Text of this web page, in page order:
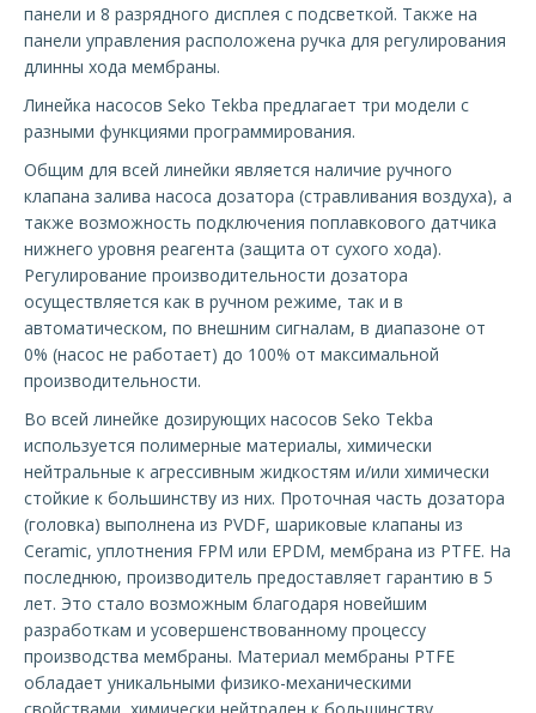
панели и 8 разрядного дисплея с подсветкой. Также на
панели управления расположена ручка для регулирования
длинны хода мембраны.
Линейка насосов Seko Tekba предлагает три модели с
разными функциями программирования.
Общим для всей линейки является наличие ручного
клапана залива насоса дозатора (стравливания воздуха), а
также возможность подключения поплавкового датчика
нижнего уровня реагента (защита от сухого хода).
Регулирование производительности дозатора
осуществляется как в ручном режиме, так и в
автоматическом, по внешним сигналам, в диапазоне от
0% (насос не работает) до 100% от максимальной
производительности.
Во всей линейке дозирующих насосов Seko Tekba
используется полимерные материалы, химически
нейтральные к агрессивным жидкостям и/или химически
стойкие к большинству из них. Проточная часть дозатора
(головка) выполнена из PVDF, шариковые клапаны из
Ceramic, уплотнения FPM или EPDM, мембрана из PTFE. На
последнюю, производитель предоставляет гарантию в 5
лет. Это стало возможным благодаря новейшим
разработкам и усовершенствованному процессу
производства мембраны. Материал мембраны PTFE
обладает уникальными физико-механическими
свойствами, химически нейтрален к большинству